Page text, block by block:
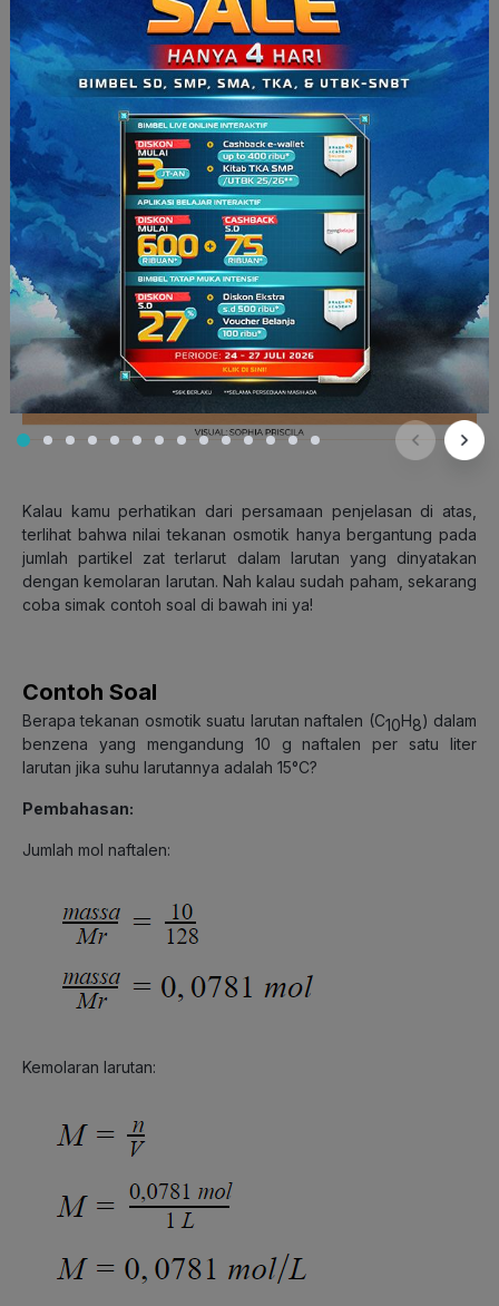
Kalau kamu perhatikan dari persamaan penjelasan di atas,
terlihat bahwa nilai tekanan osmotik hanya bergantung pada
jumlah partikel zat terlarut dalam larutan yang dinyatakan
dengan kemolaran larutan. Nah kalau sudah paham, sekarang
coba simak contoh soal di bawah ini ya!
Contoh Soal
Berapa tekanan osmotik suatu larutan naftalen (C10H8) dalam
benzena yang mengandung 10 g naftalen per satu liter
larutan jika suhu larutannya adalah 15°C?
Pembahasan:
Jumlah mol naftalen:
Kemolaran larutan: